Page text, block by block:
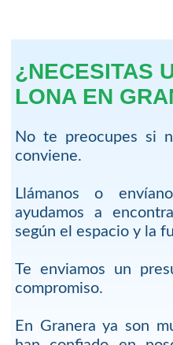
¿NECESITAS
LONA EN
No te preocupes si
conviene.
Llámanos o
ayudamos a
según el espacio y la
Te enviamos un
compromiso.
En Granera ya son